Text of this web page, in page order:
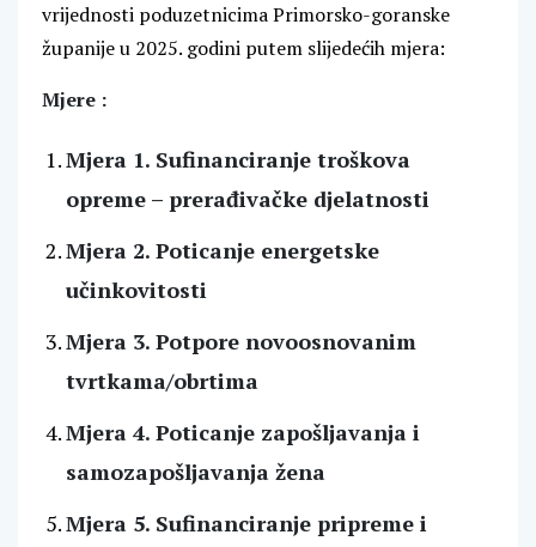
vrijednosti poduzetnicima Primorsko-goranske
županije u 2025. godini putem slijedećih mjera:
Mjere :
Mjera 1. Sufinanciranje troškova
opreme – prerađivačke djelatnosti
Mjera 2. Poticanje energetske
učinkovitosti
Mjera 3. Potpore novoosnovanim
tvrtkama/obrtima
Mjera 4. Poticanje zapošljavanja i
samozapošljavanja žena
Mjera 5. Sufinanciranje pripreme i